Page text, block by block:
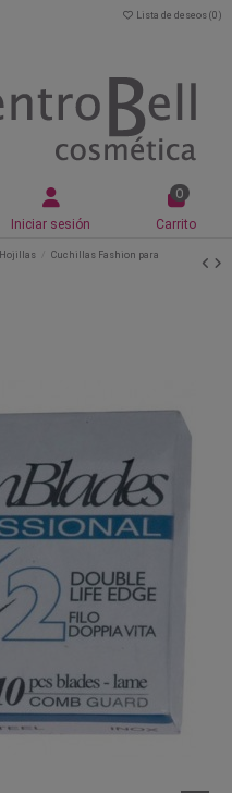
Lista de deseos (0 )
Iniciar sesión
0
Carrito
Hojillas
Cuchillas Fashion para